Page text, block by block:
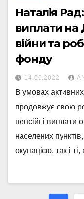
Наталія
виплати на
війни та
фонду
14.06.2022
В умовах
продовжує свою
пенсійні виплати
населених
окупацією, так і